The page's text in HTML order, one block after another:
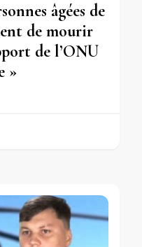
âgées de
de mourir
de l’ONU
»